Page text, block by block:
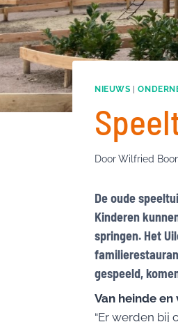
NIEUWS |
DoorWilfried
De oude
Kinderen
springen. Het
gespeeld,
Van heinde en
“Er werden bij